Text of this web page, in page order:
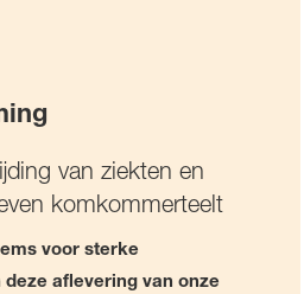
van ziekten en
komkommerteelt
voor sterke
aflevering van onze